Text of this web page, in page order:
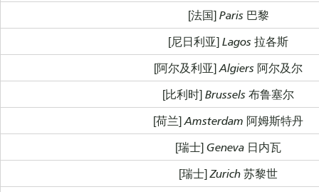
[法国] Paris 巴黎
[尼日利亚] Lagos 拉各斯
[阿尔及利亚] Algiers 阿尔及尔
[比利时] Brussels 布鲁塞尔
[荷兰] Amsterdam 阿姆斯特丹
[瑞士] Geneva 日内瓦
[瑞士] Zurich 苏黎世